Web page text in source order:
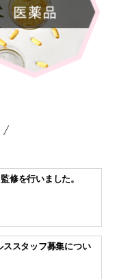
/
修を行いました。
スタッフ募集につい